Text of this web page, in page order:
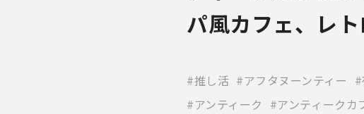
パ風カフェ、レ
推し活 アフタヌーンティー
アンティーク
アンティークカ